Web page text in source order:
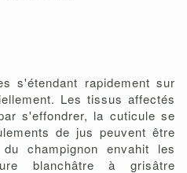
s'étendant rapidement sur
Les tissus affectés
s'effondrer, la cuticule se
de jus peuvent être
champignon envahit les
blanchâtre à grisâtre